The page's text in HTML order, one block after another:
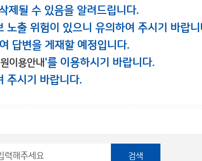
제될 수 있음을 알려드립니다.
출 위험이 있으니 유의하여 주시기 바랍니
답변을 게재할 예정입니다.
이용안내'를 이용하시기 바랍니다.
주시기 바랍니다.
검색